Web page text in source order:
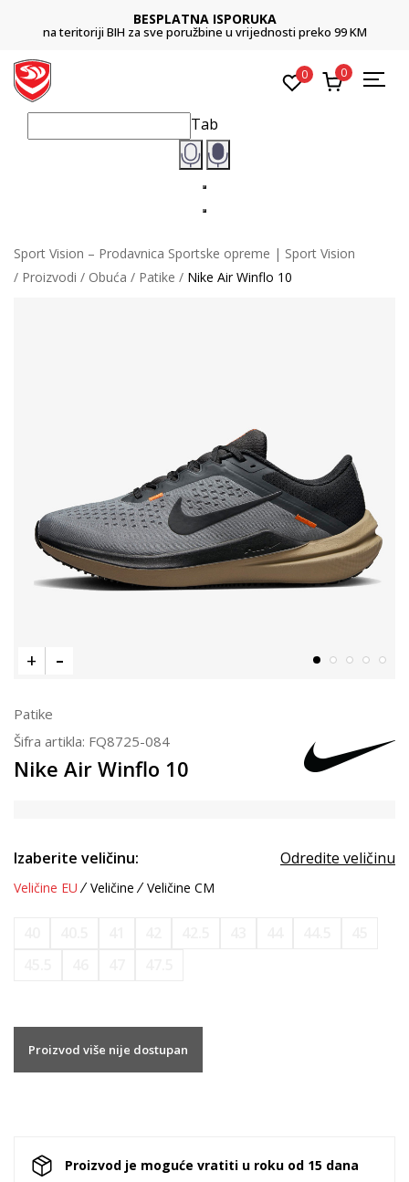
BESPLATNA ISPORUKA
na teritoriji BIH za sve poružbine u vrijednosti preko 99 KM
0 0
Tab
Sport Vision – Prodavnica Sportske opreme | Sport Vision
Proizvodi
Obuća Patike Nike Air Winflo 10
Patike
Šifra artikla: FQ8725-084
Nike Air Winflo 10
Izaberite veličinu: Odredite veličinu
Veličine EU Veličine Veličine CM
Proizvod više nije dostupan
Proizvod je moguće vratiti u roku od 15 dana